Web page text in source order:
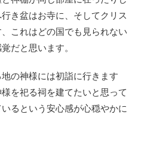
き盆はお寺に、そしてクリス
これはどの国でも見られない
だと思います。
の神様には初詣に行きます
を祀る祠を建てたいと思って
るという安心感が心穏やかに